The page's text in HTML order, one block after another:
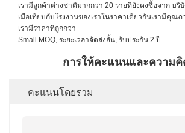
เรามีลูกค้าต่างชาติมากกว่า 20 รายที่ยังคงซื้อจาก บริ
เมื่อเทียบกับโรงงานของเราในราคาเดียวกันเรามีคุ
เรามีราคาที่ถูกกว่า
Small MOQ, ระยะเวลาจัดส่งสั้น, รับประกัน 2 ปี
การให้คะแนนและความคิ
คะแนนโดยรวม